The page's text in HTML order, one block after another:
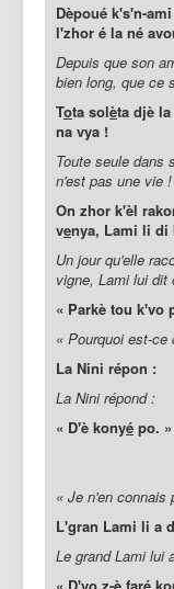
Dèpoué k's'n-
l'zhor é
Depuis que son
bien long, que ce
Tota solèta djè
na vya !
Toute seule dans
n'est pas une vie !
On zhor k'èl
venya, Lami li di
Un jour qu'elle
vigne, Lami lui dit
« Parkè tou k'vo
« Pourquoi est-ce
La Nini répon :
La Nini répond :
« D'è konyé po. »
« Je n'en connais
L'gran Lami li a
Le grand Lami lui